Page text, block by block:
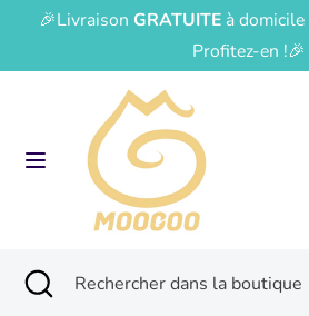
Passer
contenu
🎉Livraison GRATUITE à domicile
Profitez-en !🎉
Français
RechercheRechercher
dans
boutique
RechercheRechercher
Fermer